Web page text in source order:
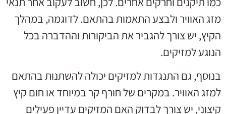
מזג האוויר ולבצע התאמות בהתאם. לדוגמה, במהלך
הקיץ, יש צורך להגביר את הביקורות וההדברה בכל
הנוגע למזיקים.
בנוסף, גם התנגדות למזיקים יכולה להשתנות בהתאם
למזג האוויר. במקרים של חורף קר במיוחד או חום קיץ
קיצוני, יש צורך לבדוק האם המזיקים עדיין פעילים